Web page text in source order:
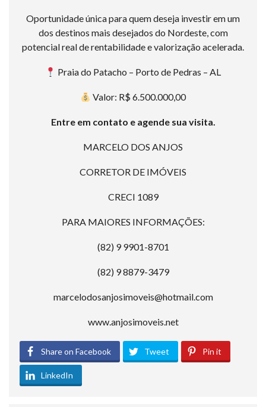
Oportunidade única para quem deseja investir em um
dos destinos mais desejados do Nordeste, com
potencial real de rentabilidade e valorização acelerada.
Praia do Patacho – Porto de Pedras – AL
Valor: R$ 6.500.000,00
Entre em contato e agende sua visita.
MARCELO DOS ANJOS
CORRETOR DE IMÓVEIS
CRECI 1089
PARA MAIORES INFORMAÇÕES:
(82) 9 9901-8701
(82) 9 8879-3479
marcelodosanjosimoveis@hotmail.com
www.anjosimoveis.net
Share on Facebook Tweet Pin it
LinkedIn